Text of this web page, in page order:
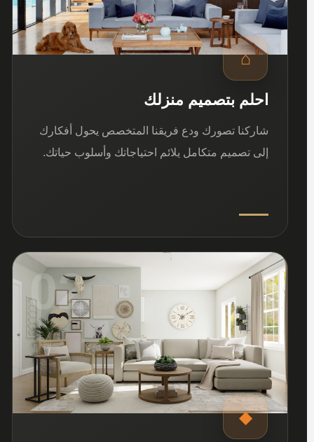
⌂
احلم بتصميم منزلك
شاركنا تصورك ودع فريقنا المتخصص يحول أفكارك
إلى تصميم متكامل يلائم احتياجاتك وأسلوب حياتك.
02
◆